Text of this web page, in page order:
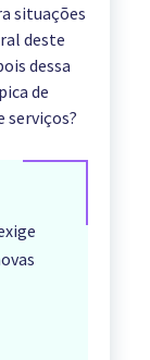
situações
deste
dessa
de
serviços?